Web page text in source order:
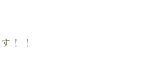
！！